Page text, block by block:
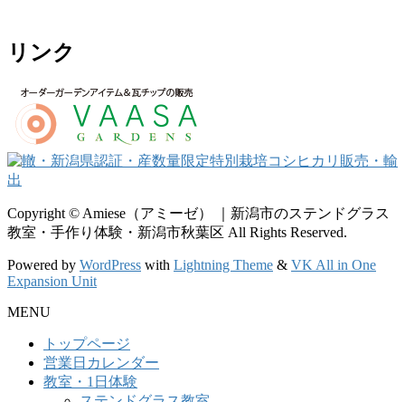
リンク
Copyright © Amiese（アミーゼ） ｜新潟市のステンドグラス
教室・手作り体験・新潟市秋葉区 All Rights Reserved.
Powered by WordPress with Lightning Theme & VK All in One
Expansion Unit
MENU
トップページ
営業日カレンダー
教室・1日体験